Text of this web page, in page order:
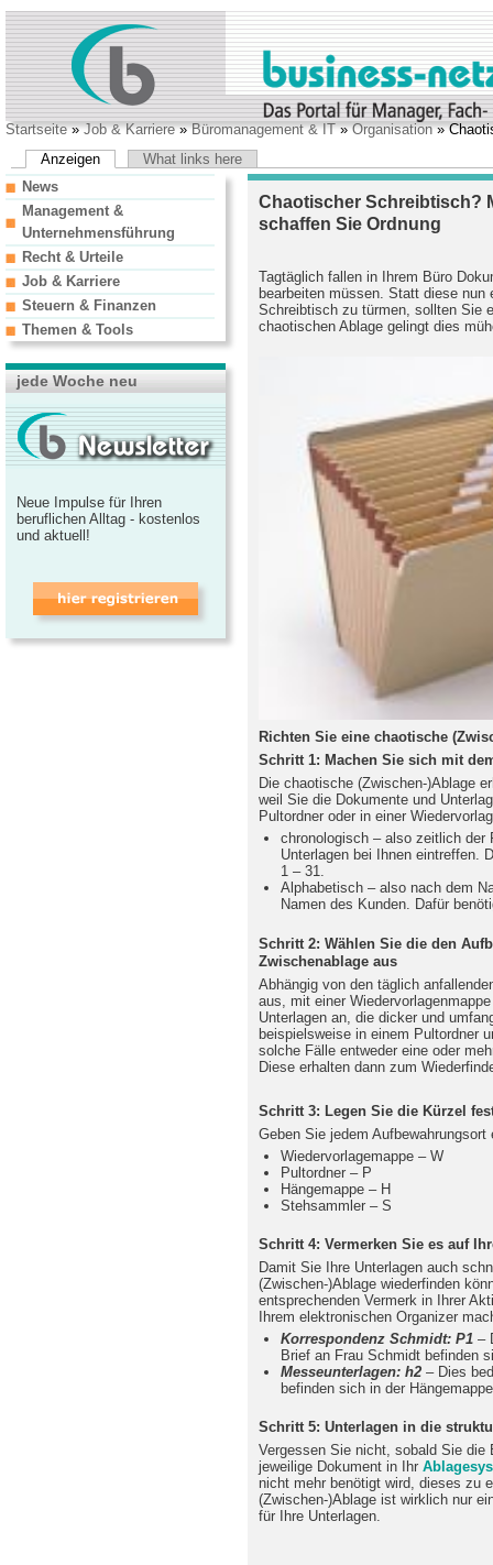
Startseite»Job & Karriere»Büromanagement & IT»Organisation»
Anzeigen
What links here
Chaotischer Schreibtisch?
schaffen Sie Ordnung
Tagtäglich fallen in Ihrem Büro
bearbeiten müssen. Statt diese
Schreibtisch zu türmen, sollten Sie
chaotischen Ablage gelingt dies
Richten Sie eine chaotische
Schritt 1: Machen Sie sich mit
Die chaotische (Zwischen-)Ablage
weil Sie die Dokumente und
Pultordner oder in einer
chronologisch – also zeitlich der
Unterlagen bei Ihnen eintreffen.
1 – 31.
Alphabetisch – also nach dem
Namen des Kunden. Dafür
Schritt 2: Wählen Sie die den
Zwischenablage aus
Abhängig von den täglich
aus, mit einer
Unterlagen an, die dicker und
beispielsweise in einem Pultordner
solche Fälle entweder eine oder
Diese erhalten dann zum
Schritt 3: Legen Sie die Kürzel
Geben Sie jedem Aufbewahrungsort
Wiedervorlagemappe – W
Pultordner – P
Hängemappe – H
Stehsammler – S
Schritt 4: Vermerken Sie es auf
Damit Sie Ihre Unterlagen auch
(Zwischen-)Ablage wiederfinden
entsprechenden Vermerk in Ihrer
Ihrem elektronischen Organizer
Korrespondenz Schmidt: P1 –
Brief an Frau Schmidt befinden
Messeunterlagen: h2 – Dies
befinden sich in der
Schritt 5: Unterlagen in die
Vergessen Sie nicht, sobald Sie die
jeweilige Dokument in Ihr
nicht mehr benötigt wird, dieses zu
(Zwischen-)Ablage ist wirklich nur
für Ihre Unterlagen.
News
Management &
Unternehmensführung
Recht & Urteile
Job & Karriere
Steuern & Finanzen
Themen & Tools
jede Woche neu
Neue Impulse für Ihren
beruflichen Alltag - kostenlos
und aktuell!